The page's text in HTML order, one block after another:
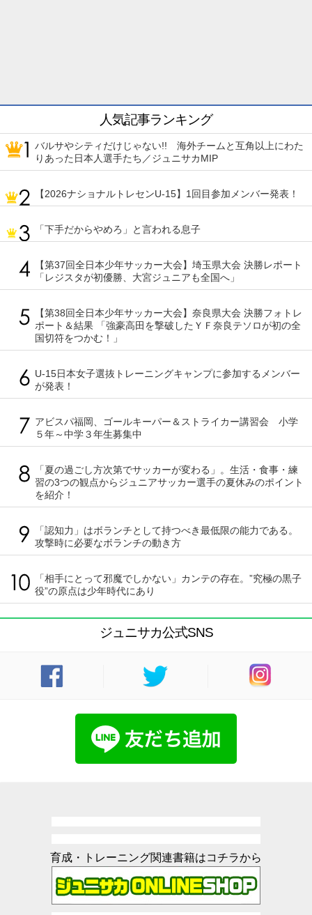
人気記事ランキング
バルサやシティだけじゃない!! 海外チームと互角以上にわた
りあった日本人選手たち／ジュニサカMIP
【2026ナショナルトレセンU-15】1回目参加メンバー発表！
「下手だからやめろ」と言われる息子
【第37回全日本少年サッカー大会】埼玉県大会 決勝レポート
「レジスタが初優勝、大宮ジュニアも全国へ」
【第38回全日本少年サッカー大会】奈良県大会 決勝フォトレ
ポート＆結果 「強豪高田を撃破したＹＦ奈良テソロが初の全
国切符をつかむ！」
U-15日本女子選抜トレーニングキャンプに参加するメンバー
が発表！
アビスパ福岡、ゴールキーパー＆ストライカー講習会 小学
５年～中学３年生募集中
「夏の過ごし方次第でサッカーが変わる」。生活・食事・練
習の3つの観点からジュニアサッカー選手の夏休みのポイント
を紹介！
「認知力」はボランチとして持つべき最低限の能力である。
攻撃時に必要なボランチの動き方
「相手にとって邪魔でしかない」カンテの存在。”究極の黒子
役”の原点は少年時代にあり
ジュニサカ公式SNS
育成・トレーニング関連書籍はコチラから